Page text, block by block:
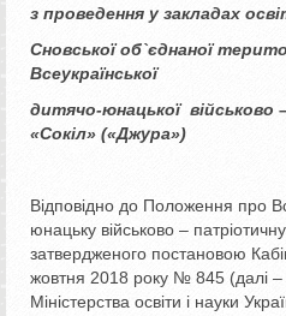
з проведення у закладах
Сновськоїоб`єднаної
Всеукраїнської
дитячо-юнацької військово
«Сокіл» («Джура»)
Відповідно до Положення про
юнацьку військово –
затвердженого постановою
жовтня 2018 року № 845 (далі
Міністерства освіти і науки